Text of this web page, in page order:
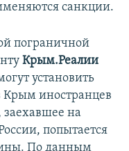
санкции.
пограничной
Крым.Реалии
установить
Крым иностранцев
заехавшее на
попытается
По данным